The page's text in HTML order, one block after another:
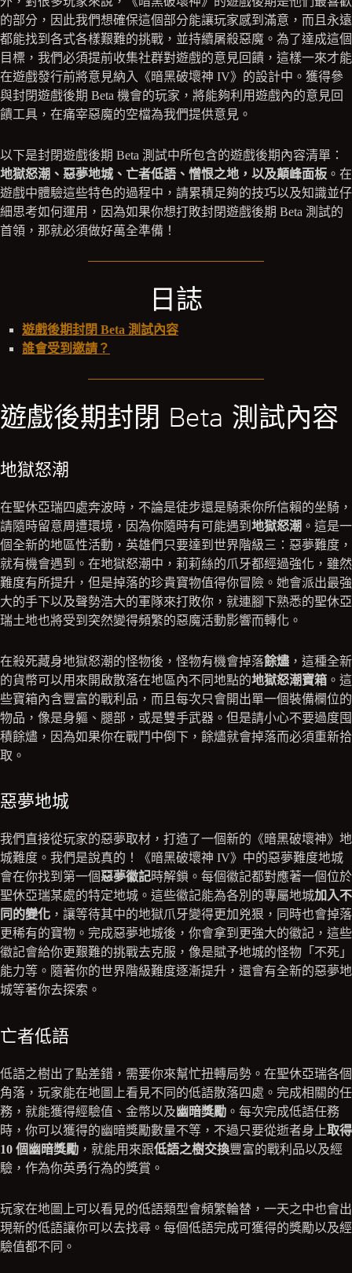
的部分，因此我們想確保這個部分能讓玩家感到滿意，而且永遠
都能找到各式各樣艱難的挑戰，並持續屠殺惡魔。為了達成這個
目標，我們必須提前收集社群對遊戲的意見回饋，這樣一來才能
在遊戲發行前將意見納入《暗黑破壞神 IV》的設計中。獲得參
與封閉遊戲後期 Beta 機會的玩家，將能夠利用遊戲內的意見回
饋工具，在痛宰惡魔的空檔為我們提供意見。
以下是封閉遊戲後期 Beta 測試中所包含的遊戲後期內容清單：
地獄怒潮、惡夢地城、亡者低語、憎恨之地，以及顛峰面板 。在
遊戲中體驗這些特色的過程中，請累積足夠的技巧以及知識並仔
細思考如何運用，因為如果你想打敗封閉遊戲後期 Beta 測試的
首領，那就必須做好萬全準備！
日誌
遊戲後期封閉 Beta 測試內容
誰會受到邀請？
遊戲後期封閉 Beta 測試內容
地獄怒潮
在聖休亞瑞四處奔波時，不論是徒步還是騎乘你所信賴的坐騎，
請隨時留意周遭環境，因為你隨時有可能遇到 地獄怒潮 。這是一
個全新的地區性活動，英雄們只要達到世界階級三：惡夢難度，
就有機會遇到。在地獄怒潮中，莉莉絲的爪牙都經過強化，雖然
難度有所提升，但是掉落的珍貴寶物值得你冒險。她會派出最強
大的手下以及聲勢浩大的軍隊來打敗你，就連腳下熟悉的聖休亞
瑞土地也將受到突然變得頻繁的惡魔活動影響而轉化。
在殺死藏身地獄怒潮的怪物後，怪物有機會掉落餘燼 ，這種全新
的貨幣可以用來開啟散落在地區內不同地點的地獄怒潮寶箱 。這
些寶箱內含豐富的戰利品，而且每次只會開出單一個裝備欄位的
物品，像是身軀、腿部，或是雙手武器。但是請小心不要過度囤
積餘燼，因為如果你在戰鬥中倒下，餘燼就會掉落而必須重新拾
取。
惡夢地城
我們直接從玩家的惡夢取材，打造了一個新的《暗黑破壞神》地
城難度。我們是說真的！《暗黑破壞神 IV》中的惡夢難度地城
會在你找到第一個惡夢徽記時解鎖。每個徽記都對應著一個位於
聖休亞瑞某處的特定地城。這些徽記能為各別的專屬地城加入不
同的變化 ，讓等待其中的地獄爪牙變得更加兇狠，同時也會掉落
更稀有的寶物。完成惡夢地城後，你會拿到更強大的徽記，這些
徽記會給你更艱難的挑戰去克服，像是賦予地城的怪物「不死」
能力等。隨著你的世界階級難度逐漸提升，還會有全新的惡夢地
城等著你去探索。
亡者低語
低語之樹出了點差錯，需要你來幫忙扭轉局勢。在聖休亞瑞各個
角落，玩家能在地圖上看見不同的低語散落四處。完成相關的任
務，就能獲得經驗值、金幣以及 幽暗獎勵 。每次完成低語任務
時，你可以獲得的幽暗獎勵數量不等，不過只要從逝者身上取得
10 個幽暗獎勵 ，就能用來跟低語之樹交換豐富的戰利品以及經
驗，作為你英勇行為的獎賞。
玩家在地圖上可以看見的低語類型會頻繁輪替，一天之中也會出
現新的低語讓你可以去找尋。每個低語完成可獲得的獎勵以及經
驗值都不同。